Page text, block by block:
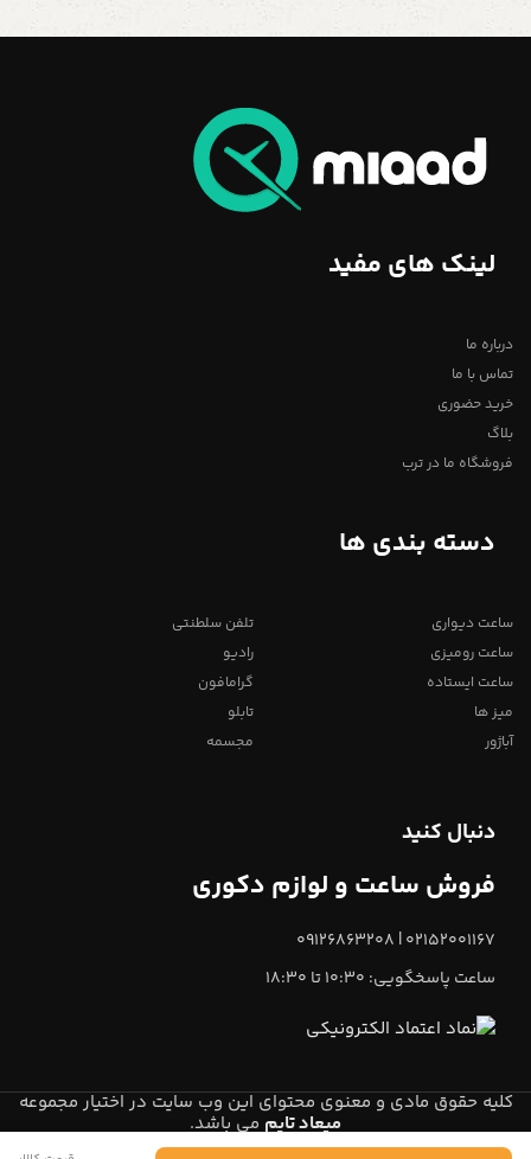
لینک های مفید
درباره ما
تماس با ما
خرید حضوری
بلاگ
فروشگاه ما در ترب
دسته بندی ها
ساعت دیواری
ساعت رومیزی
ساعت ایستاده
میز ها
آباژور
تلفن سلطنتی
رادیو
گرامافون
تابلو
مجسمه
دنبال کنید
فروش ساعت و لوازم دکوری
02152001167 | 09126863208
ساعت پاسخگویی: 10:30 تا 18:30
کلیه حقوق مادی و معنوی محتوای این وب سایت در اختیار مجموعه
میعاد تایم می باشد.